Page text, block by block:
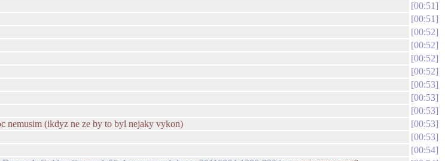
00:51
00:51
00:52
00:52
00:52
00:52
00:53
00:53
00:53
nemusim (ikdyz ne ze by to byl nejaky vykon)
00:53
00:53
00:54